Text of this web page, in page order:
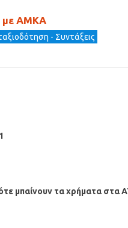
με ΑΜΚΑ
- Συντάξεις
μπαίνουν τα χρήματα στα